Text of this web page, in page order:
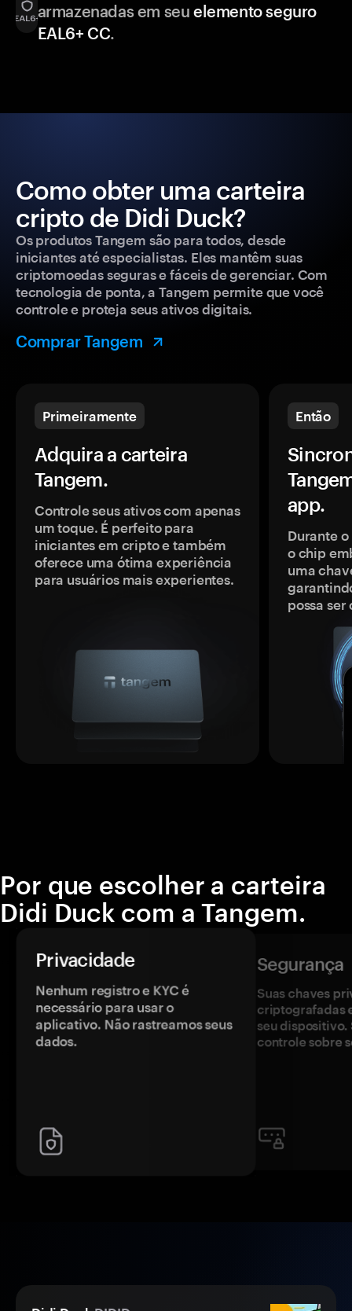
armazenadas em seu elemento seguro
EAL6+ CC.
Como obter uma carteira
cripto de Didi Duck?
Os produtos Tangem são para todos, desde
iniciantes até especialistas. Eles mantêm suas
criptomoedas seguras e fáceis de gerenciar. Com
tecnologia de ponta, a Tangem permite que você
controle e proteja seus ativos digitais.
Comprar Tangem
Primeiramente
Adquira a carteira
Tangem.
Controle seus ativos com apenas
um toque. É perfeito para
iniciantes em cripto e também
oferece uma ótima experiência
para usuários mais experientes.
Então
app.
Durante
o chip
uma
possa
Por que escolher a carteira
Didi Duck com a Tangem.
Privacidade
Nenhum registro e KYC é
necessário para usar o
aplicativo. Não rastreamos seus
dados.
Segurança
Suas chaves
criptografadas
seu dispositivo.
controle sobre